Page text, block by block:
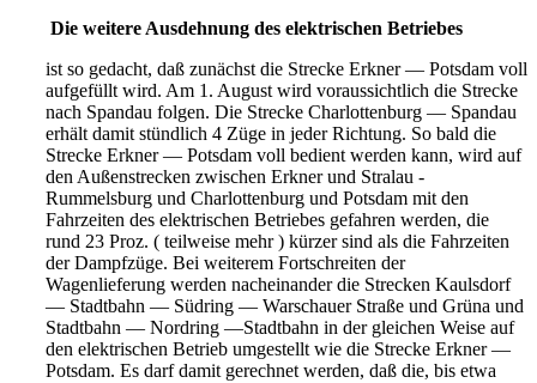
Die weitere Ausdehnung des elektrischen Betriebes
ist so gedacht, daß zunächst die Strecke Erkner — Potsdam voll
aufgefüllt wird. Am 1. August wird voraussichtlich die Strecke
nach Spandau folgen. Die Strecke Charlottenburg — Spandau
erhält damit stündlich 4 Züge in jeder Richtung. So bald die
Strecke Erkner — Potsdam voll bedient werden kann, wird auf
den Außenstrecken zwischen Erkner und Stralau -
Rummelsburg und Charlottenburg und Potsdam mit den
Fahrzeiten des elektrischen Betriebes gefahren werden, die
rund 23 Proz. ( teilweise mehr ) kürzer sind als die Fahrzeiten
der Dampfzüge. Bei weiterem Fortschreiten der
Wagenlieferung werden nacheinander die Strecken Kaulsdorf
— Stadtbahn — Südring — Warschauer Straße und Grüna und
Stadtbahn — Nordring —Stadtbahn in der gleichen Weise auf
den elektrischen Betrieb umgestellt wie die Strecke Erkner —
Potsdam. Es darf damit gerechnet werden, daß die, bis etwa